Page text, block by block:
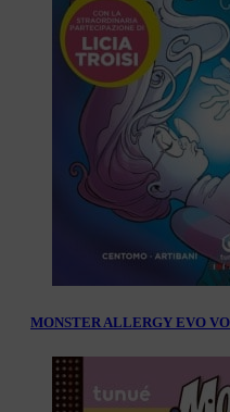
MONSTER ALLERGY EVO